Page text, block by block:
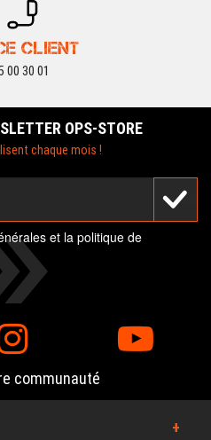
CLIENT
00 30 01
OPS-STORE
chaque mois !
et lapolitique de
communauté